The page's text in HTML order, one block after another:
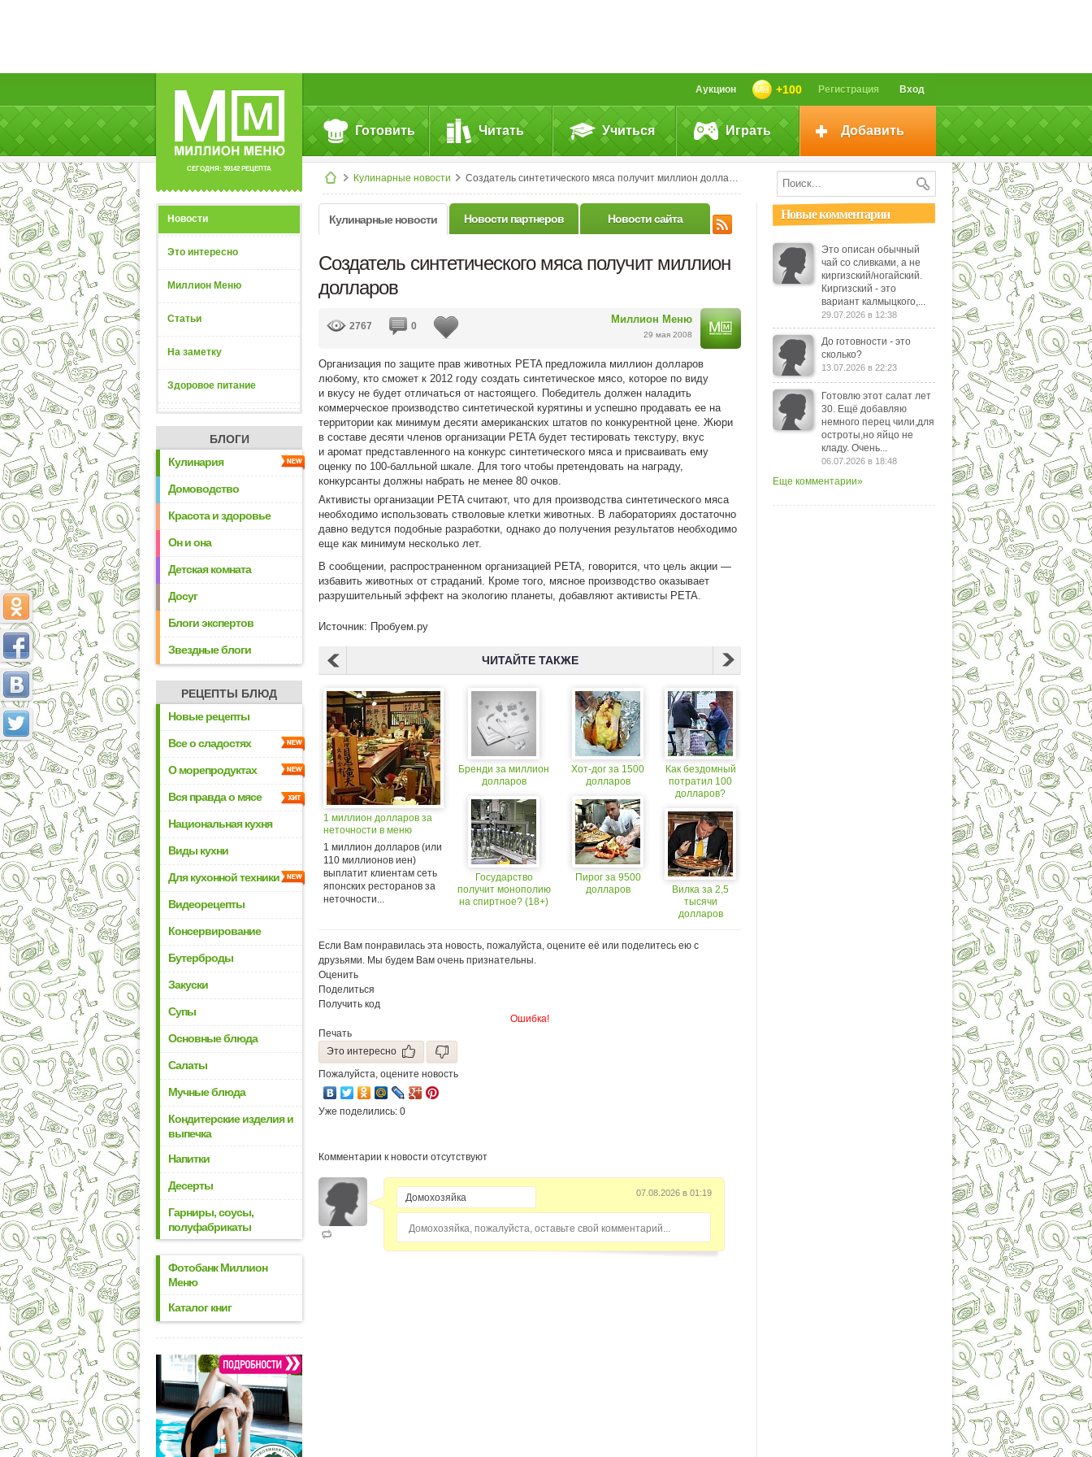
СЕГОДНЯ: 39142 РЕЦЕПТА
Вход
Регистрация
+100
Аукцион
Готовить Читать Учиться Играть Добавить
Кулинарные новости Создатель синтетического мяса получит миллион долларов
Новости
Это интересно
Миллион Меню
Статьи
На заметку
Здоровое питание
БЛОГИ
Кулинария
Домоводство
Красота и здоровье
Он и она
Детская комната
Досуг
Блоги экспертов
Звездные блоги
РЕЦЕПТЫ БЛЮД
Новые рецепты
Все о сладостях
О морепродуктах
Вся правда о мясе
Национальная кухня
Виды кухни
Для кухонной техники
Видеорецепты
Консервирование
Бутерброды
Закуски
Супы
Основные блюда
Салаты
Мучные блюда
Кондитерские изделия и
выпечка
Напитки
Десерты
Гарниры, соусы,
полуфабрикаты
Фотобанк Миллион
Меню
Каталог книг
Кулинарные новости Новости партнеров Новости сайта
Создатель синтетического мяса получит миллион
долларов
Миллион Меню
29 мая 2008
2767 0
Организация по защите прав животных PETA предложила миллион долларов
любому, кто сможет к 2012 году создать синтетическое мясо, которое по виду
и вкусу не будет отличаться от настоящего. Победитель должен наладить
коммерческое производство синтетической курятины и успешно продавать ее на
территории как минимум десяти американских штатов по конкурентной цене. Жюри
в составе десяти членов организации PETA будет тестировать текстуру, вкус
и аромат представленного на конкурс синтетического мяса и присваивать ему
оценку по 100-балльной шкале. Для того чтобы претендовать на награду,
конкурсанты должны набрать не менее 80 очков.
Активисты организации PETA считают, что для производства синтетического мяса
необходимо использовать стволовые клетки животных. В лабораториях достаточно
давно ведутся подобные разработки, однако до получения результатов необходимо
еще как минимум несколько лет.
В сообщении, распространенном организацией PETA, говорится, что цель акции —
избавить животных от страданий. Кроме того, мясное производство оказывает
разрушительный эффект на экологию планеты, добавляют активисты PETA.
Источник: Пробуем.ру
ЧИТАЙТЕ ТАКЖЕ
1 миллион долларов за
неточности в меню
1 миллион долларов (или
110 миллионов иен)
выплатит клиентам сеть
японских ресторанов за
неточности...
Бренди за миллион
долларов
Государство
получит монополию
на спиртное? (18+)
Хот-дог за 1500
долларов
Пирог за 9500
долларов
Как бездомный
потратил 100
долларов?
Вилка за 2,5
тысячи
долларов
Если Вам понравилась эта новость, пожалуйста, оцените её или поделитесь ею с
друзьями. Мы будем Вам очень признательны.
Оценить
Поделиться
Получить код
Ошибка!
Печать
Это интересно
Пожалуйста, оцените новость
Уже поделились: 0
Комментарии к новости отсутствуют
07.08.2026 в 01:19
Домохозяйка, пожалуйста, оставьте свой комментарий...
Новые комментарии
Это описан обычный
чай со сливками, а не
киргизский/ногайский.
Киргизский - это
вариант калмыцкого,...
29.07.2026 в 12:38
До готовности - это
сколько?
13.07.2026 в 22:23
Готовлю этот салат лет
30. Ещё добавляю
немного перец чили,для
остроты,но яйцо не
кладу. Очень...
06.07.2026 в 18:48
Еще комментарии»